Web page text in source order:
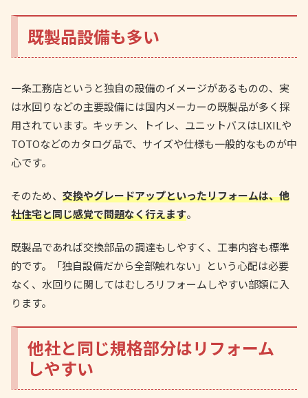
既製品設備も多い
一条工務店というと独自の設備のイメージがあるものの、実
は水回りなどの主要設備には国内メーカーの既製品が多く採
用されています。キッチン、トイレ、ユニットバスはLIXILや
TOTOなどのカタログ品で、サイズや仕様も一般的なものが中
心です。
そのため、 交換やグレードアップといったリフォームは、他
社住宅と同じ感覚で問題なく行えます。
既製品であれば交換部品の調達もしやすく、工事内容も標準
的です。「独自設備だから全部触れない」という心配は必要
なく、水回りに関してはむしろリフォームしやすい部類に入
ります。
他社と同じ規格部分はリフォーム
しやすい